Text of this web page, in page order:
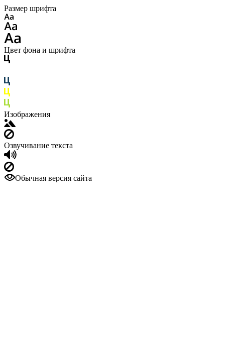
Размер шрифта
Цвет фона и шрифта
Изображения
Озвучивание текста
Обычная версия сайта